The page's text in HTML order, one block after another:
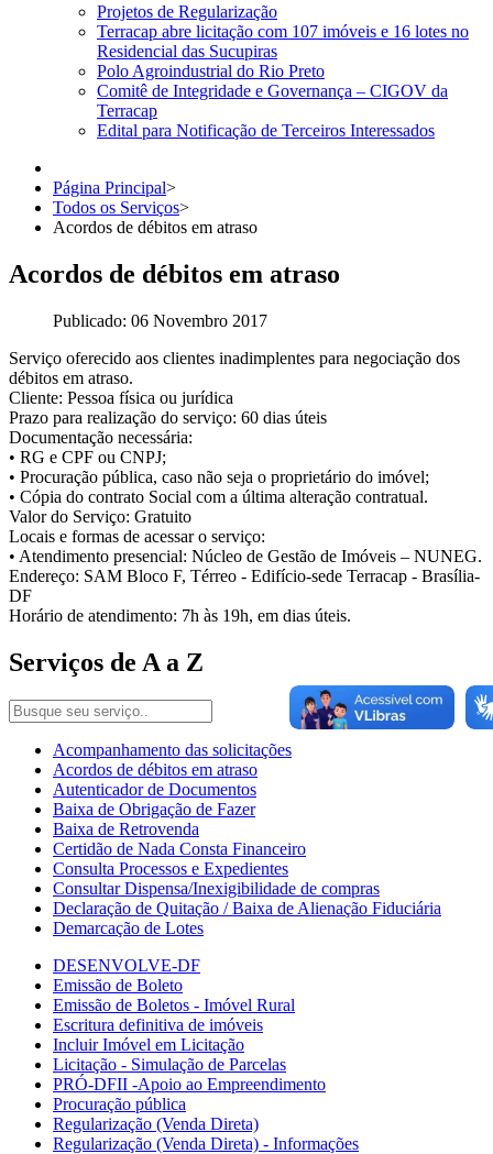
Projetos de Regularização
Terracap abre licitação com 107 imóveis e 16 lotes no
Residencial das Sucupiras
Polo Agroindustrial do Rio Preto
Comitê de Integridade e Governança – CIGOV da
Terracap
Edital para Notificação de Terceiros Interessados
Página Principal>
Todos os Serviços>
Acordos de débitos em atraso
Acordos de débitos em atraso
Publicado: 06 Novembro 2017
Serviço oferecido aos clientes inadimplentes para negociação dos
débitos em atraso.
Cliente: Pessoa física ou jurídica
Prazo para realização do serviço: 60 dias úteis
Documentação necessária:
• RG e CPF ou CNPJ;
• Procuração pública, caso não seja o proprietário do imóvel;
• Cópia do contrato Social com a última alteração contratual.
Valor do Serviço: Gratuito
Locais e formas de acessar o serviço:
• Atendimento presencial: Núcleo de Gestão de Imóveis – NUNEG.
Endereço: SAM Bloco F, Térreo - Edifício-sede Terracap - Brasília-
DF
Horário de atendimento: 7h às 19h, em dias úteis.
Serviços de A a Z
Acompanhamento das solicitações
Acordos de débitos em atraso
Autenticador de Documentos
Baixa de Obrigação de Fazer
Baixa de Retrovenda
Certidão de Nada Consta Financeiro
Consulta Processos e Expedientes
Consultar Dispensa/Inexigibilidade de compras
Declaração de Quitação / Baixa de Alienação Fiduciária
Demarcação de Lotes
DESENVOLVE-DF
Emissão de Boleto
Emissão de Boletos - Imóvel Rural
Escritura definitiva de imóveis
Incluir Imóvel em Licitação
Licitação - Simulação de Parcelas
PRÓ-DFII -Apoio ao Empreendimento
Procuração pública
Regularização (Venda Direta)
Regularização (Venda Direta) - Informações